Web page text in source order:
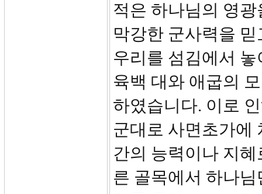
적은 하나님의 영
막강한 군사력을
우리를 섬김에서
육백 대와 애굽의
하였습니다. 이로
군대로 사면초가에
간의 능력이나 지
른 골목에서 하나